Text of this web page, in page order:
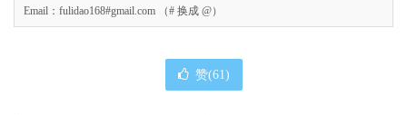
Email：fulidao168#gmail.com （# 换成 @）
赞(61 )